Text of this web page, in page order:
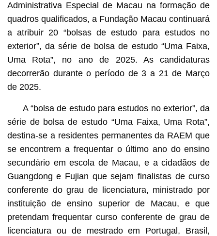
Administrativa Especial de Macau na formação de
quadros qualificados, a Fundação Macau continuará
a atribuir 20 “bolsas de estudo para estudos no
exterior”, da série de bolsa de estudo “Uma Faixa,
Uma Rota”, no ano de 2025. As candidaturas
decorrerão durante o período de 3 a 21 de Março
de 2025.
A “bolsa de estudo para estudos no exterior”, da
série de bolsa de estudo “Uma Faixa, Uma Rota”,
destina-se a residentes permanentes da RAEM que
se encontrem a frequentar o último ano do ensino
secundário em escola de Macau, e a cidadãos de
Guangdong e Fujian que sejam finalistas de curso
conferente do grau de licenciatura, ministrado por
instituição de ensino superior de Macau, e que
pretendam frequentar curso conferente de grau de
licenciatura ou de mestrado em Portugal, Brasil,